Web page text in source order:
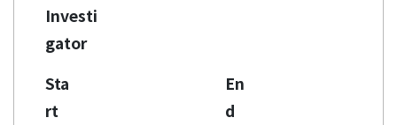
Investi
gator
Sta
rt
En
d